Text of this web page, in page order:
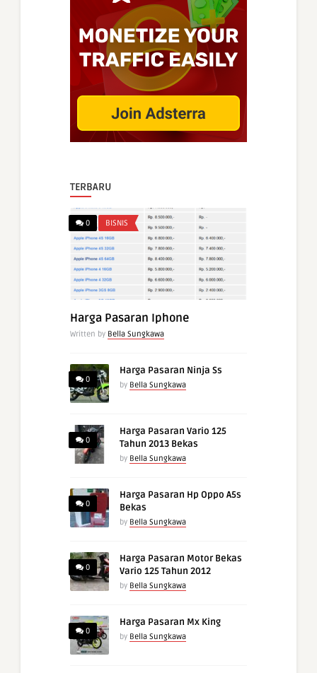
TERBARU
0 BISNIS
Harga Pasaran Iphone
Written by Bella Sungkawa
0
Harga Pasaran Ninja Ss
by Bella Sungkawa
0
Harga Pasaran Vario 125
Tahun 2013 Bekas
by Bella Sungkawa
0
Harga Pasaran Hp Oppo A5s
Bekas
by Bella Sungkawa
0
Harga Pasaran Motor Bekas
Vario 125 Tahun 2012
by Bella Sungkawa
0
Harga Pasaran Mx King
by Bella Sungkawa